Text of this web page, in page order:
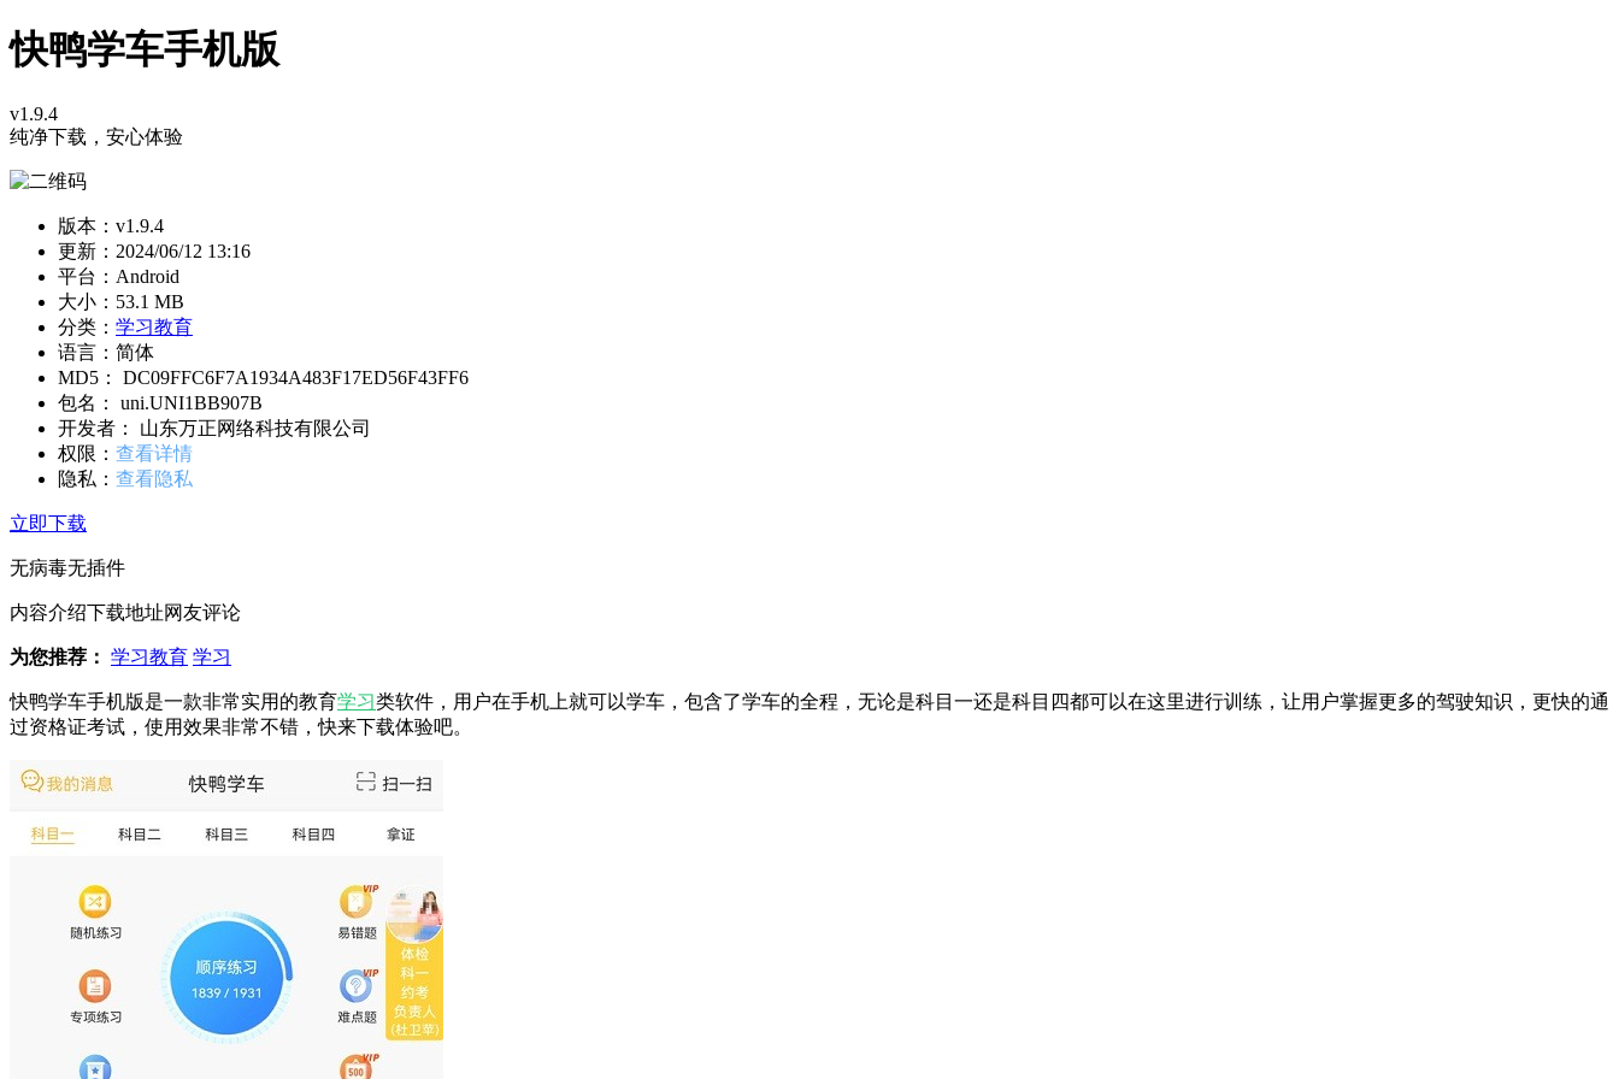
快鸭学车手机版
v1.9.4
纯净下载，安心体验
版本：v1.9.4
更新： 2024/06/12 13:16
平台：Android
大小：53.1 MB
分类： 学习教育
语言：简体
MD5： DC09FFC6F7A1934A483F17ED56F43FF6
包名： uni.UNI1BB907B
开发者： 山东万正网络科技有限公司
权限： 查看详情
隐私： 查看隐私
立即下载
无病毒无插件
内容介绍下载地址网友评论
为您推荐： 学习教育 学习
快鸭学车手机版是一款非常实用的教育学习类软件，用户在手机上就可以学车，包含了学车的全程，无论是科目一还是科目四都可以在这里进行训练，让用户掌握更多的驾驶知识，更快的通
过资格证考试，使用效果非常不错，快来下载体验吧。